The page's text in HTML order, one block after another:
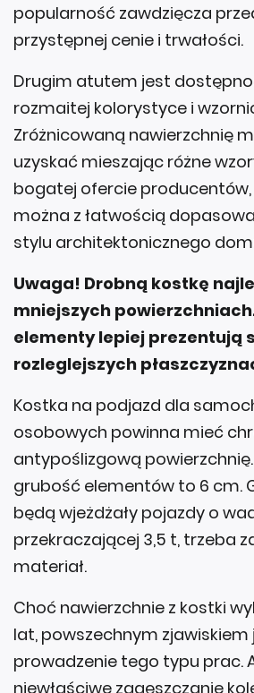
popularność zawdzięcza
przystępnej cenie i trwałości.
Drugim atutem jest
rozmaitej kolorystyce i
Zróżnicowaną nawierzchnię
uzyskać mieszając różne
bogatej ofercie
można z łatwością
stylu architektonicznego
Uwaga! Drobną kostkę
mniejszych
elementy lepiej prezentują
rozleglejszych
Kostka na podjazd dla
osobowych powinna mieć
antypoślizgową
grubość elementów to 6 cm.
będą wjeżdżały pojazdy o
przekraczającej 3,5 t, trzeba
materiał.
Choć nawierzchnie z kostki
lat, powszechnym
prowadzenie tego typu prac.
niewłaściwe zagęszczanie